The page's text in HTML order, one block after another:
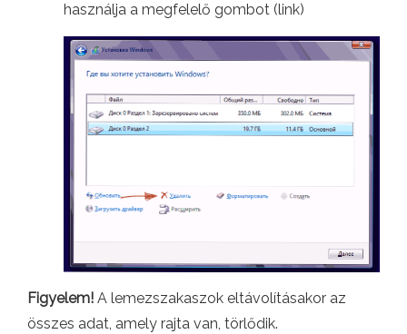
használja a megfelelő gombot (link)
Figyelem! A lemezszakaszok eltávolításakor az
összes adat, amely rajta van, törlődik.